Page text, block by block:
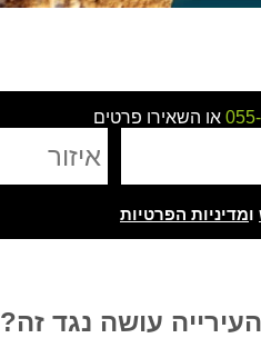
או השאירו פרטים
ומדיניות הפרטיות
עושה נגד זה?